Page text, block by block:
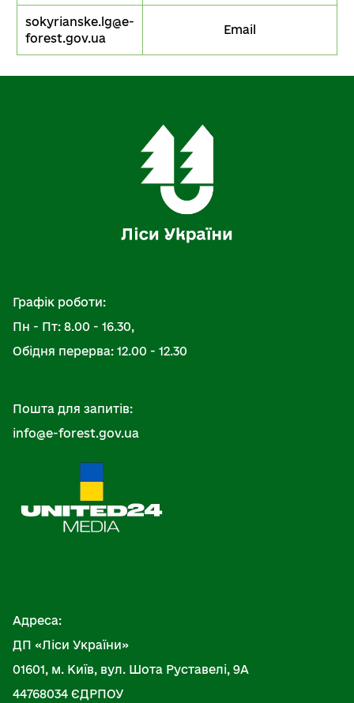
sokyrianske.lg@e-
forest.gov.ua
Email
Графік роботи:
Пн - Пт: 8.00 - 16.30,
Обідня перерва: 12.00 - 12.30
Пошта для запитів:
info@e-forest.gov.ua
Адреса:
ДП «Ліси України»
01601, м. Київ, вул. Шота Руставелі, 9А
44768034 ЄДРПОУ